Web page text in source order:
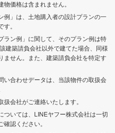
物価格は含まれません。
例」は、土地購入者の設計プランの一
。
ラン例」に関して、そのプラン例は特
建築請負会社以外で建てた場合、同様
ません。また、建築請負会社を特定す
い合わせデータは、当該物件の取扱会
会社がご連絡いたします。
ついては、LINEヤフー株式会社は一切
認ください。